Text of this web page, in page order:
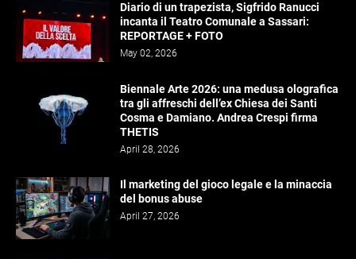
Diario di un trapezista, Sigfrido Ranucci
incanta il Teatro Comunale a Sassari:
REPORTAGE + FOTO
May 02, 2026
Biennale Arte 2026: una medusa olografica
tra gli affreschi dell’ex Chiesa dei Santi
Cosma e Damiano. Andrea Crespi firma
THETIS
April 28, 2026
Il marketing del gioco legale e la minaccia
del bonus abuse
April 27, 2026